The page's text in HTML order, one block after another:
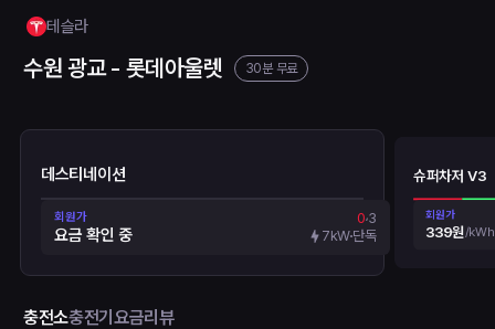
테슬라
수원 광교 - 롯데아울렛 30분 무료
데스티네이션
회원가
요금 확인 중
03
7kW단독
슈퍼차저 V3
회원가
339원/kWh
충전소충전기요금리뷰